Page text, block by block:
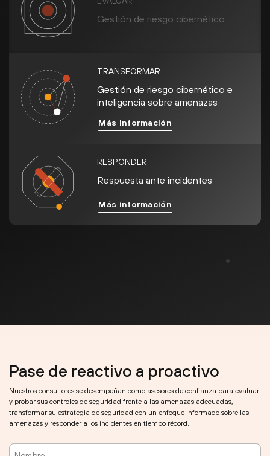
Gestión de riesgo cibernético
TRANSFORMAR
Gestión de riesgo cibernético e
inteligencia sobre amenazas
Más información
RESPONDER
Respuesta ante incidentes
Más información
Pase de reactivo a proactivo
Nuestros consultores se desempeñan como asesores de confianza para evaluar
y probar sus controles de seguridad frente a las amenazas adecuadas,
transformar su estrategia de seguridad con un enfoque informado sobre las
amenazas y responder a los incidentes en tiempo récord.